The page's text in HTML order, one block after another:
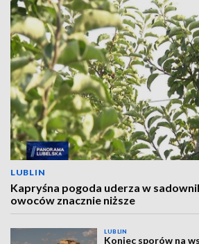
LUBLIN
Kapryśna pogoda uderza w
owoców znacznie niższe
LUBLIN
Koniec sporów na